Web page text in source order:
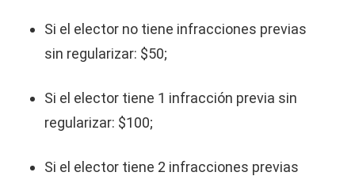
Si el elector no tiene infracciones previas
sin regularizar: $50;
Si el elector tiene 1 infracción previa sin
regularizar: $100;
Si el elector tiene 2 infracciones previas